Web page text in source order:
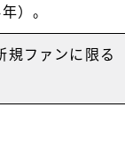
）。
規ファンに限る